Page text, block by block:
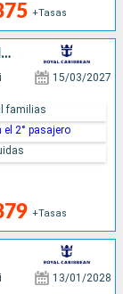
+Tasas
ESTADOS UNIDOS, BAHAMAS, REPÚBLICA DOMINICANA
15/03/2027
+Tasas
familias
el 2° pasajero
13/01/2028